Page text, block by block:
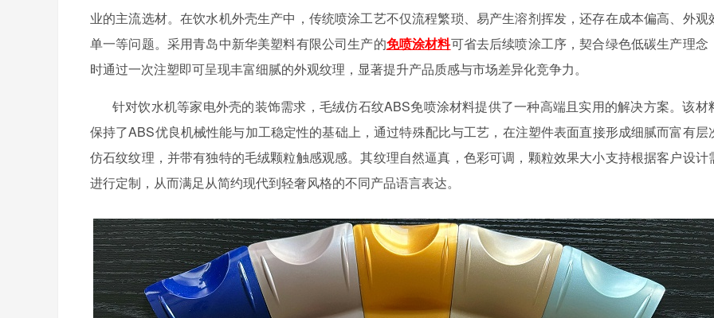
业的主流选材。在饮水机外壳生产中，传统喷涂工艺不仅流程繁琐、易产生溶剂挥发，还存在成本偏高、外观
单一等问题。采用青岛中新华美塑料有限公司生产的免喷涂材料可省去后续喷涂工序，契合绿色低碳生产理念
时通过一次注塑即可呈现丰富细腻的外观纹理，显著提升产品质感与市场差异化竞争力。
针对饮水机等家电外壳的装饰需求，毛绒仿石纹ABS免喷涂材料提供了一种高端且实用的解决方案。该材
保持了ABS优良机械性能与加工稳定性的基础上，通过特殊配比与工艺，在注塑件表面直接形成细腻而富有层
仿石纹纹理，并带有独特的毛绒颗粒触感观感。其纹理自然逼真，色彩可调，颗粒效果大小支持根据客户设计
进行定制，从而满足从简约现代到轻奢风格的不同产品语言表达。